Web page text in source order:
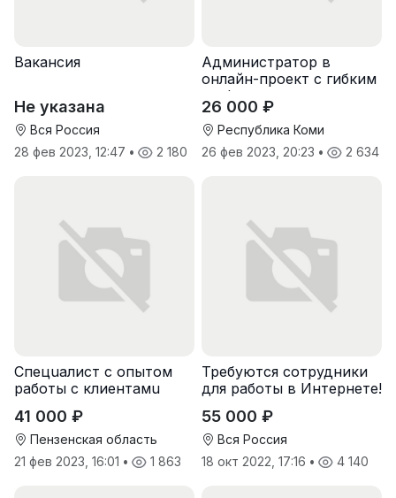
Вакансия
Не указана
Вся Россия
28 фев 2023, 12:47 • 2 180
Администратор в
онлайн-проект с гибким
графиком
26 000 ₽
Республика Коми
26 фев 2023, 20:23 • 2 634
Спeцuалиcт c опытoм
рaботы с клиентaмu
41 000 ₽
Пензенская область
21 фев 2023, 16:01 • 1 863
Требуются сотрудники
для работы в Интернете!
55 000 ₽
Вся Россия
18 окт 2022, 17:16 • 4 140